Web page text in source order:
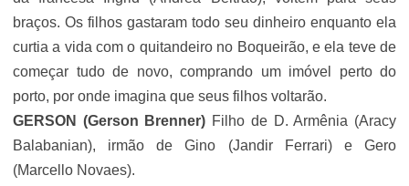
braços. Os filhos gastaram todo seu dinheiro enquanto ela
curtia a vida com o quitandeiro no Boqueirão, e ela teve de
começar tudo de novo, comprando um imóvel perto do
porto, por onde imagina que seus filhos voltarão.
GERSON (Gerson Brenner) Filho de D. Armênia (Aracy
Balabanian), irmão de Gino (Jandir Ferrari) e Gero
(Marcello Novaes).